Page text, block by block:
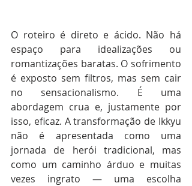
O roteiro é direto e ácido. Não há
espaço para idealizações ou
romantizações baratas. O sofrimento
é exposto sem filtros, mas sem cair
no sensacionalismo. É uma
abordagem crua e, justamente por
isso, eficaz. A transformação de Ikkyu
não é apresentada como uma
jornada de herói tradicional, mas
como um caminho árduo e muitas
vezes ingrato — uma escolha